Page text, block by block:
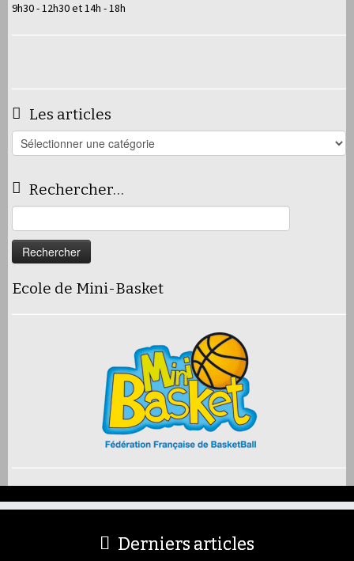
9h30 - 12h30 et 14h - 18h
Les articles
Les
articles
Rechercher…
Ecole de Mini-Basket
Derniers articles